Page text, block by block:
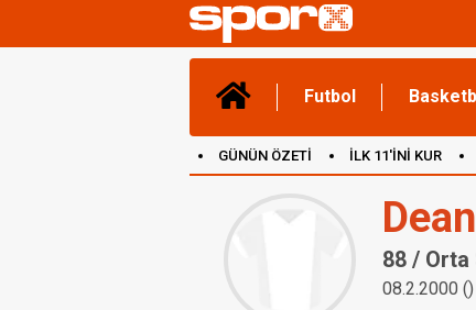
Futbol
GÜNÜN ÖZETİ İLK 11'İNİ KUR
88 / Orta
08.2.2000 ()